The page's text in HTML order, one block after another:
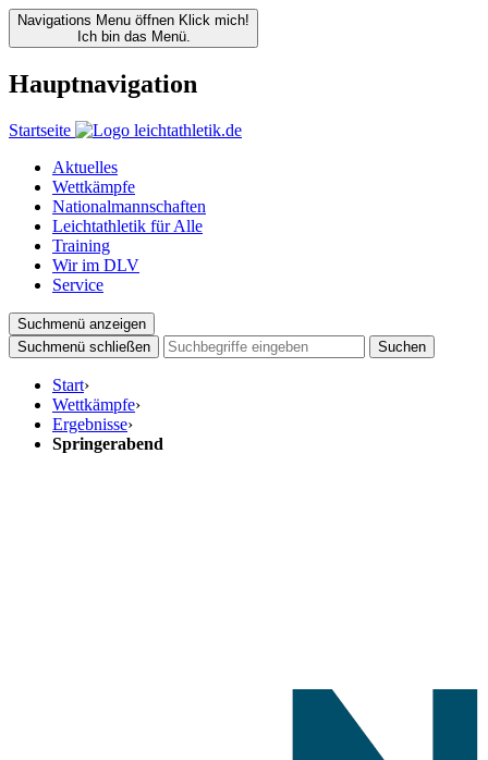
Navigations Menu öffnen Klick mich!
Ich bin das Menü.
Hauptnavigation
Startseite
Aktuelles
Wettkämpfe
Nationalmannschaften
Leichtathletik für Alle
Training
Wir im DLV
Service
Suchmenü anzeigen
Suchmenü schließen
Suchen
Start›
Wettkämpfe›
Ergebnisse›
Springerabend